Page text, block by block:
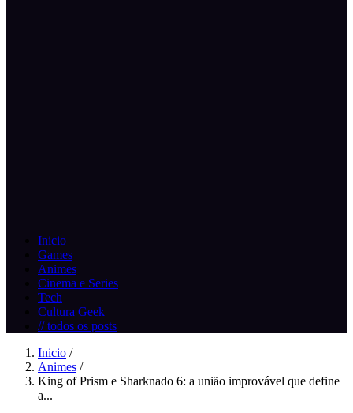
Inicio
Games
Animes
Cinema e Series
Tech
Cultura Geek
// todos os posts
Inicio /
Animes /
King of Prism e Sharknado 6: a união improvável que define
a...